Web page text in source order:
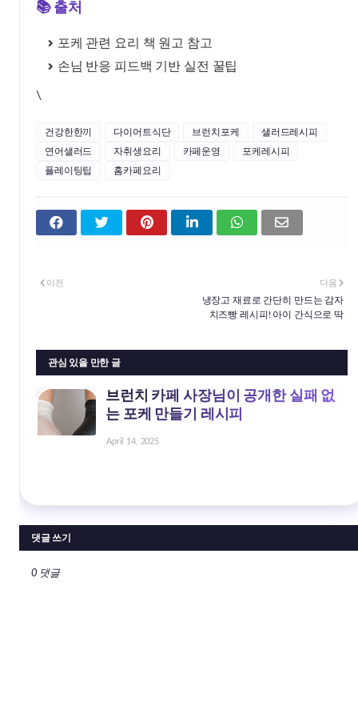
📚 출처
포케 관련 요리 책 원고 참고
손님 반응 피드백 기반 실전 꿀팁
\
건강한한끼 다이어트식단 브런치포케
샐러드레시피
연어샐러드
자취생요리 카페운영
포케레시피
플레이팅팁
홈카페요리
다음
냉장고 재료로 간단히 만드는 감자
치즈빵 레시피! 아이 간식으로 딱
이전
관심 있을 만한 글
브런치 카페 사장님이 공개한 실패 없
는 포케 만들기 레시피
April 14, 2025
댓글 쓰기
0 댓글